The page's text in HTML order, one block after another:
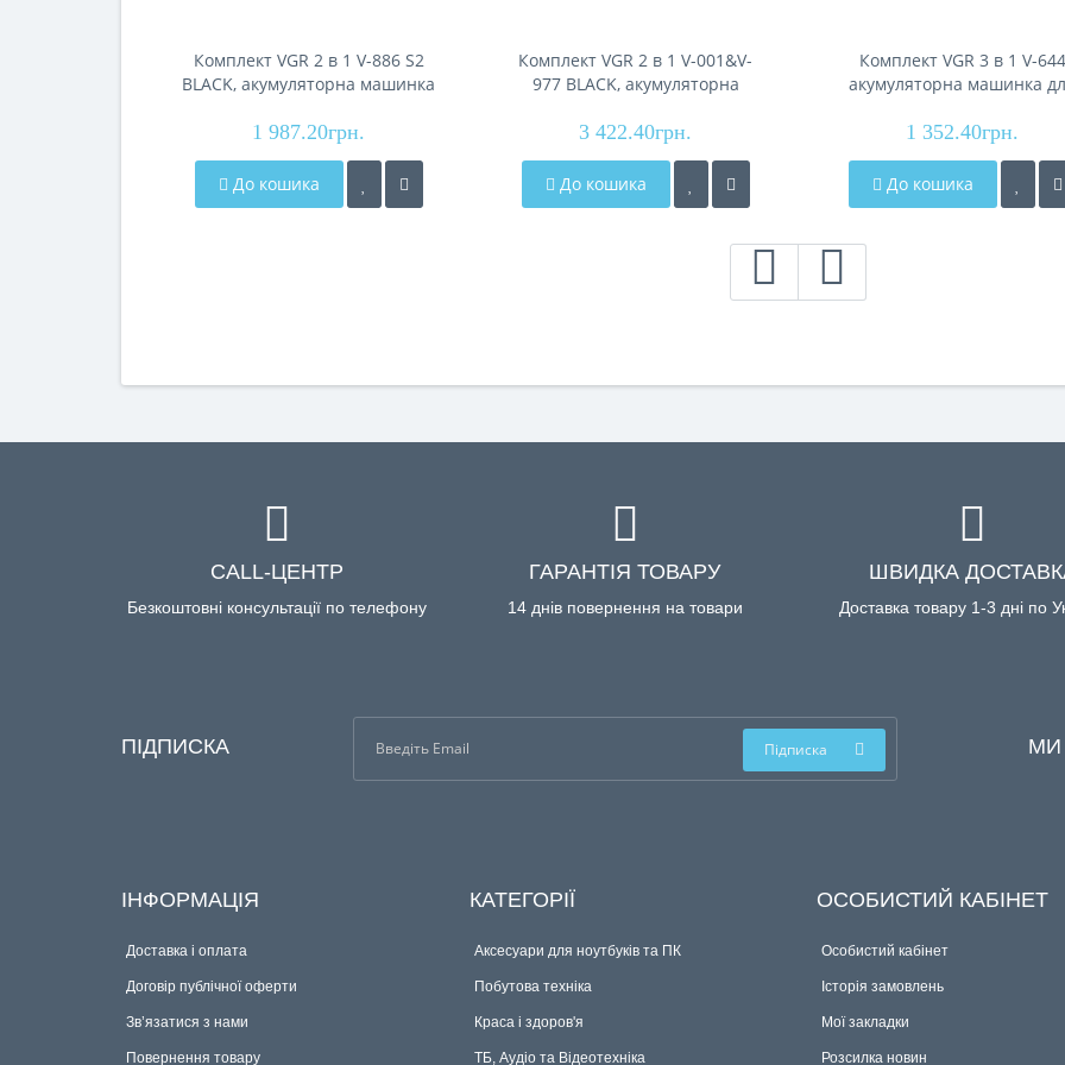
Комплект VGR 2 в 1 V-886 S2
BLACK, акумуляторна машинка
триммер
1 987.20грн.
До кошика
Комплект VGR 2 в 1 V-001&V-
977 BLACK, акумуляторна
тример
3 422.40грн.
До кошика
Комплект VGR 3 в 1 V-644
акумуляторна машинка
та електробритва (шейвер)
1 352.40грн.
До кошика
CALL-ЦЕНТР
Безкоштовні консультації по телефону
ГАРАНТІЯ ТОВАРУ
14 днів повернення на товари
ШВИДКА
Доставка товару 1-3 дні по
ПІДПИСКА Підписка МИ
ІНФОРМАЦІЯ
Доставка і оплата
Договір публічної оферти
Зв’язатися з нами
Повернення товару
КАТЕГОРІЇ
Аксесуари для ноутбуків та ПК
Побутова техніка
Краса і здоров'я
ТБ, Аудіо та Відеотехніка
ОСОБИСТИЙ КАБІНЕТ
Особистий кабінет
Історія замовлень
Мої закладки
Розсилка новин